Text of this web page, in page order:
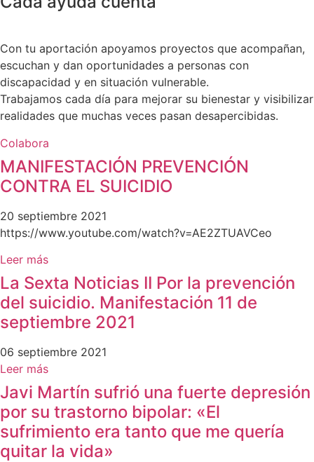
Con tu aportación apoyamos proyectos que acompañan,
escuchan y dan oportunidades a personas con
discapacidad y en situación vulnerable.
Trabajamos cada día para mejorar su bienestar y visibilizar
realidades que muchas veces pasan desapercibidas.
Colabora
MANIFESTACIÓN PREVENCIÓN
CONTRA EL SUICIDIO
20 septiembre 2021
https://www.youtube.com/watch?v=AE2ZTUAVCeo
Leer más
La Sexta Noticias II Por la prevención
del suicidio. Manifestación 11 de
septiembre 2021
06 septiembre 2021
Leer más
Javi Martín sufrió una fuerte depresión
por su trastorno bipolar: «El
sufrimiento era tanto que me quería
quitar la vida»